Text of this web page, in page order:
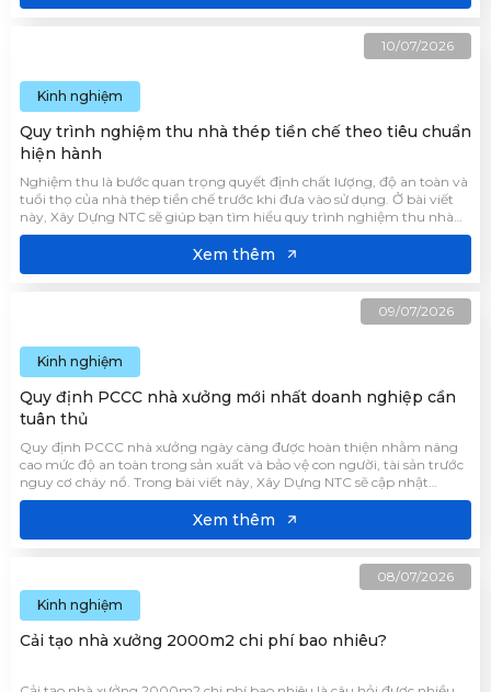
10/07/2026
Kinh nghiệm
Quy trình nghiệm thu nhà thép tiền chế theo tiêu chuẩn
hiện hành
Nghiệm thu là bước quan trọng quyết định chất lượng, độ an toàn và
tuổi thọ của nhà thép tiền chế trước khi đưa vào sử dụng. Ở bài viết
này, Xây Dựng NTC sẽ giúp bạn tìm hiểu quy trình nghiệm thu nhà
thép tiền chế theo tiêu chuẩn hiện hành để đảm bảo công trình đạt
chất lượng và vận hành bền vững.
Xem thêm
09/07/2026
Kinh nghiệm
Quy định PCCC nhà xưởng mới nhất doanh nghiệp cần
tuân thủ
Quy định PCCC nhà xưởng ngày càng được hoàn thiện nhằm nâng
cao mức độ an toàn trong sản xuất và bảo vệ con người, tài sản trước
nguy cơ cháy nổ. Trong bài viết này, Xây Dựng NTC sẽ cập nhật
những quy định mới nhất cùng các yêu cầu quan trọng mà doanh
Xem thêm
08/07/2026
Kinh nghiệm
Cải tạo nhà xưởng 2000m2 chi phí bao nhiêu?